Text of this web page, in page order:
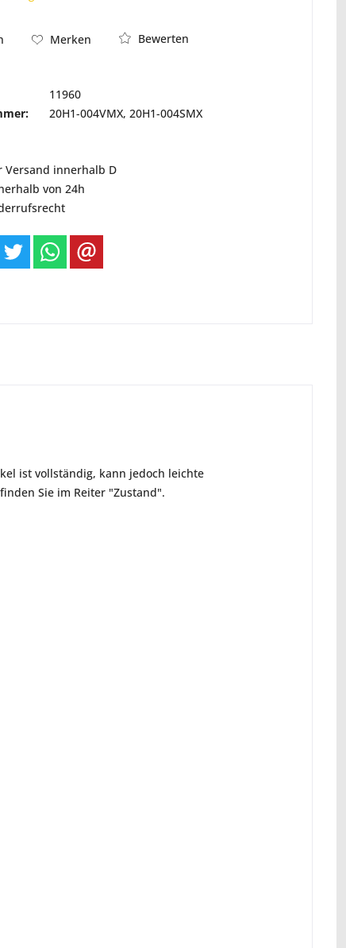
Merken
Bewerten
11960
20H1-004VMX, 20H1-004SMX
Versand innerhalb D
von 24h
ist vollständig, kann jedoch leichte
Sie im Reiter "Zustand".